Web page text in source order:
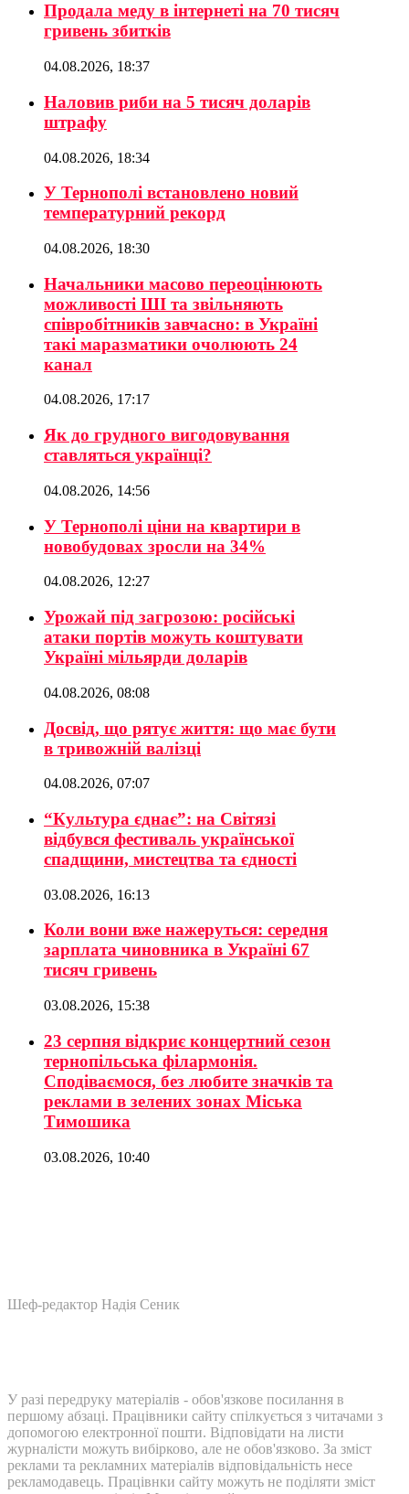
Продала меду в інтернеті на 70 тисяч
гривень збитків
04.08.2026, 18:37
Наловив риби на 5 тисяч доларів
штрафу
04.08.2026, 18:34
У Тернополі встановлено новий
температурний рекорд
04.08.2026, 18:30
Начальники масово переоцінюють
можливості ШІ та звільняють
співробітників завчасно: в Україні
такі маразматики очолюють 24
канал
04.08.2026, 17:17
Як до грудного вигодовування
ставляться українці?
04.08.2026, 14:56
У Тернополі ціни на квартири в
новобудовах зросли на 34%
04.08.2026, 12:27
Урожай під загрозою: російські
атаки портів можуть коштувати
Україні мільярди доларів
04.08.2026, 08:08
Досвід, що рятує життя: що має бути
в тривожній валізці
04.08.2026, 07:07
“Культура єднає”: на Світязі
відбувся фестиваль української
спадщини, мистецтва та єдності
03.08.2026, 16:13
Коли вони вже нажеруться: середня
зарплата чиновника в Україні 67
тисяч гривень
03.08.2026, 15:38
23 серпня відкриє концертний сезон
тернопільська філармонія.
Сподіваємося, без любите значків та
реклами в зелених зонах Міська
Тимошика
03.08.2026, 10:40
Шеф-редактор Надія Сеник
У разі передруку матеріалів - обов'язкове посилання в
першому абзаці. Працівники сайту спілкується з читачами з
допомогою електронної пошти. Відповідати на листи
журналісти можуть вибірково, але не обов'язково. За зміст
реклами та рекламних матеріалів відповідальність несе
рекламодавець. Працівнки сайту можуть не поділяти зміст